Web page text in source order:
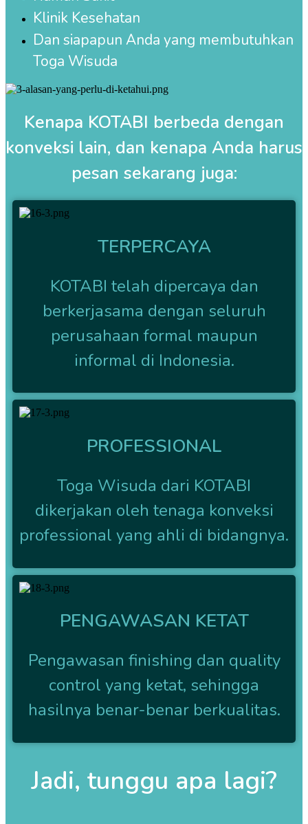
Klinik Kesehatan
Dan siapapun Anda yang membutuhkan
Toga Wisuda
Kenapa KOTABI berbeda dengan
konveksi lain, dan kenapa Anda harus
pesan sekarang juga:
TERPERCAYA
KOTABI telah dipercaya dan
berkerjasama dengan seluruh
perusahaan formal maupun
informal di Indonesia.
PROFESSIONAL
Toga Wisuda dari KOTABI
dikerjakan oleh tenaga konveksi
professional yang ahli di bidangnya.
PENGAWASAN KETAT
Pengawasan finishing dan quality
control yang ketat, sehingga
hasilnya benar-benar berkualitas.
Jadi, tunggu apa lagi?